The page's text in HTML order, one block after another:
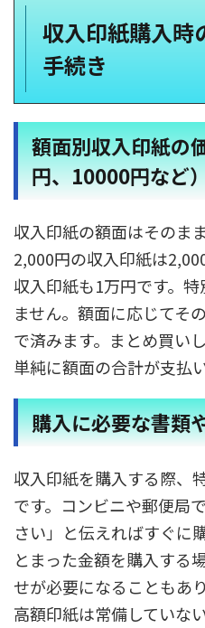
収入印紙購入時
手続き
額面別収入印紙の
円、10000円など
収入印紙の額面はそのま
2,000円の収入印紙は
収入印紙も1万円です。
ません。額面に応じてそ
で済みます。まとめ買い
単純に額面の合計が支払
購入に必要な書類
収入印紙を購入する際、
です。コンビニや郵便局
さい」と伝えればすぐに
とまった金額を購入する
せが必要になることもあ
高額印紙は常備していな